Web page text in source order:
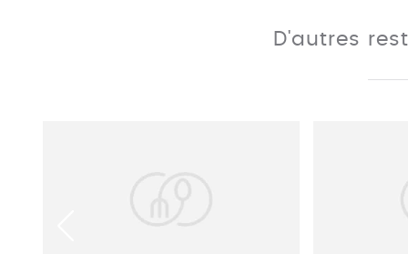
D'autres